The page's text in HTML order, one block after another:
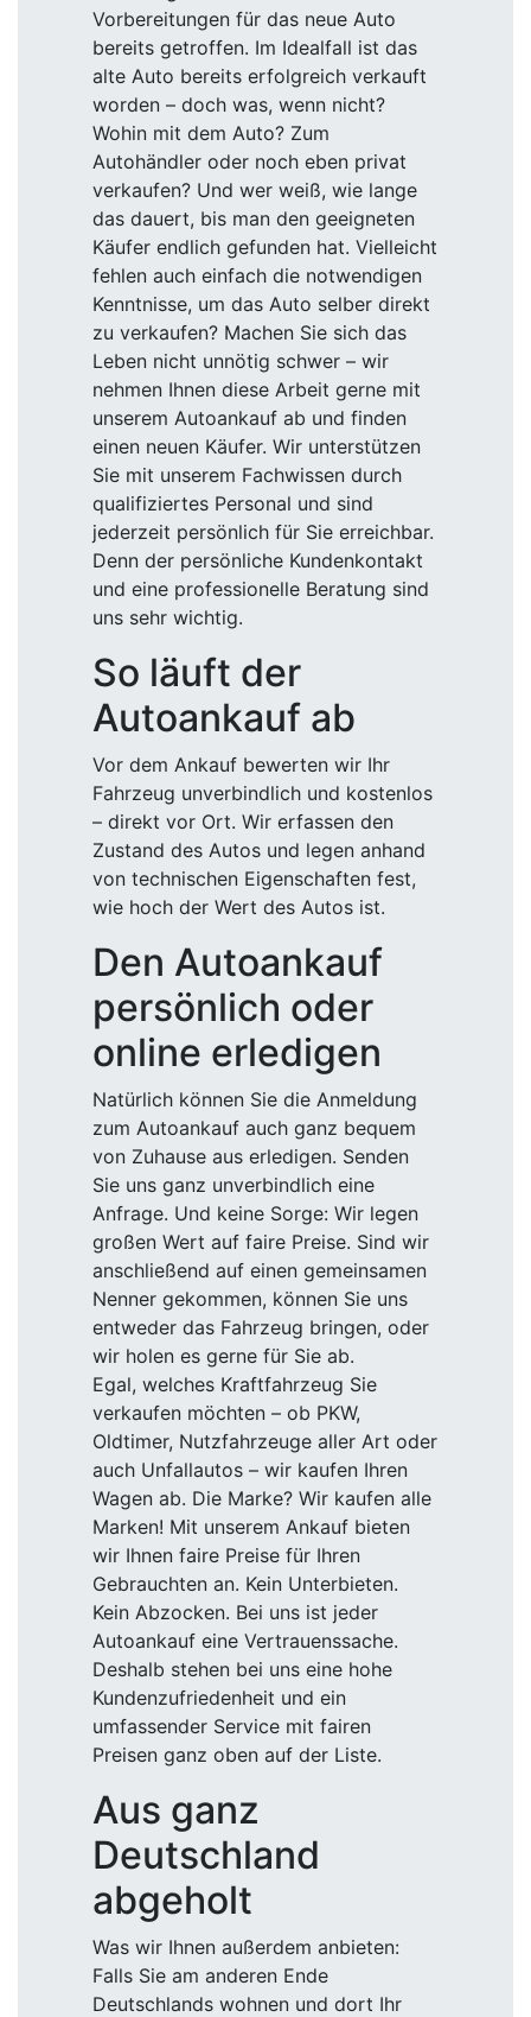
Vorbereitungen für das neue Auto
bereits getroffen. Im Idealfall ist das
alte Auto bereits erfolgreich verkauft
worden – doch was, wenn nicht?
Wohin mit dem Auto? Zum
Autohändler oder noch eben privat
verkaufen? Und wer weiß, wie lange
das dauert, bis man den geeigneten
Käufer endlich gefunden hat. Vielleicht
fehlen auch einfach die notwendigen
Kenntnisse, um das Auto selber direkt
zu verkaufen? Machen Sie sich das
Leben nicht unnötig schwer – wir
nehmen Ihnen diese Arbeit gerne mit
unserem Autoankauf ab und finden
einen neuen Käufer. Wir unterstützen
Sie mit unserem Fachwissen durch
qualifiziertes Personal und sind
jederzeit persönlich für Sie erreichbar.
Denn der persönliche Kundenkontakt
und eine professionelle Beratung sind
uns sehr wichtig.
So läuft der
Autoankauf ab
Vor dem Ankauf bewerten wir Ihr
Fahrzeug unverbindlich und kostenlos
– direkt vor Ort. Wir erfassen den
Zustand des Autos und legen anhand
von technischen Eigenschaften fest,
wie hoch der Wert des Autos ist.
Den Autoankauf
persönlich oder
online erledigen
Natürlich können Sie die Anmeldung
zum Autoankauf auch ganz bequem
von Zuhause aus erledigen. Senden
Sie uns ganz unverbindlich eine
Anfrage. Und keine Sorge: Wir legen
großen Wert auf faire Preise. Sind wir
anschließend auf einen gemeinsamen
Nenner gekommen, können Sie uns
entweder das Fahrzeug bringen, oder
wir holen es gerne für Sie ab.
Egal, welches Kraftfahrzeug Sie
verkaufen möchten – ob PKW,
Oldtimer, Nutzfahrzeuge aller Art oder
auch Unfallautos – wir kaufen Ihren
Wagen ab. Die Marke? Wir kaufen alle
Marken! Mit unserem Ankauf bieten
wir Ihnen faire Preise für Ihren
Gebrauchten an. Kein Unterbieten.
Kein Abzocken. Bei uns ist jeder
Autoankauf eine Vertrauenssache.
Deshalb stehen bei uns eine hohe
Kundenzufriedenheit und ein
umfassender Service mit fairen
Preisen ganz oben auf der Liste.
Aus ganz
Deutschland
abgeholt
Was wir Ihnen außerdem anbieten:
Falls Sie am anderen Ende
Deutschlands wohnen und dort Ihr